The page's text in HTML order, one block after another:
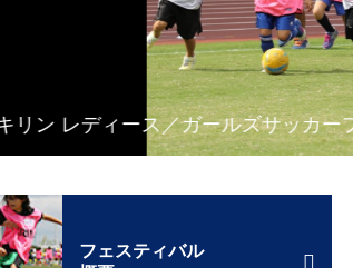
ン レディース／ガールズサッカーフ
フェスティバル